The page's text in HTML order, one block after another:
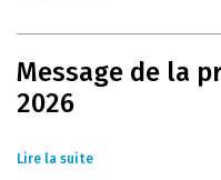
Message de la
2026
Lire la suite